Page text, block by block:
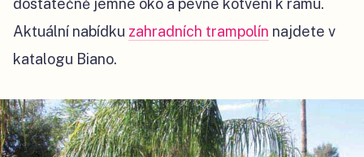
Aktuální nabídku zahradních trampolín najdete v
katalogu Biano.